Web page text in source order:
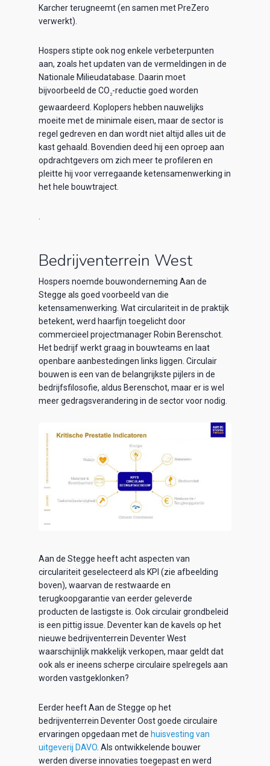
Karcher terugneemt (en samen met PreZero
verwerkt).
Hospers stipte ook nog enkele verbeterpunten
aan, zoals het updaten van de vermeldingen in de
Nationale Milieudatabase. Daarin moet
bijvoorbeeld de CO 2-reductie goed worden
gewaardeerd. Koplopers hebben nauwelijks
moeite met de minimale eisen, maar de sector is
regel gedreven en dan wordt niet altijd alles uit de
kast gehaald. Bovendien deed hij een oproep aan
opdrachtgevers om zich meer te profileren en
pleitte hij voor verregaande ketensamenwerking in
het hele bouwtraject.
.
Bedrijventerrein West
Hospers noemde bouwonderneming Aan de
Stegge als goed voorbeeld van die
ketensamenwerking. Wat circulariteit in de praktijk
betekent, werd haarfijn toegelicht door
commercieel projectmanager Robin Berenschot.
Het bedrijf werkt graag in bouwteams en laat
openbare aanbestedingen links liggen. Circulair
bouwen is een van de belangrijkste pijlers in de
bedrijfsfilosofie, aldus Berenschot, maar er is wel
meer gedragsverandering in de sector voor nodig.
Aan de Stegge heeft acht aspecten van
circulariteit geselecteerd als KPI (zie afbeelding
boven), waarvan de restwaarde en
terugkoopgarantie van eerder geleverde
producten de lastigste is. Ook circulair grondbeleid
is een pittig issue. Deventer kan de kavels op het
nieuwe bedrijventerrein Deventer West
waarschijnlijk makkelijk verkopen, maar geldt dat
ook als er ineens scherpe circulaire spelregels aan
worden vastgeklonken?
Eerder heeft Aan de Stegge op het
bedrijventerrein Deventer Oost goede circulaire
ervaringen opgedaan met de huisvesting van
uitgeverij DAVO. Als ontwikkelende bouwer
werden diverse innovaties toegepast en werd